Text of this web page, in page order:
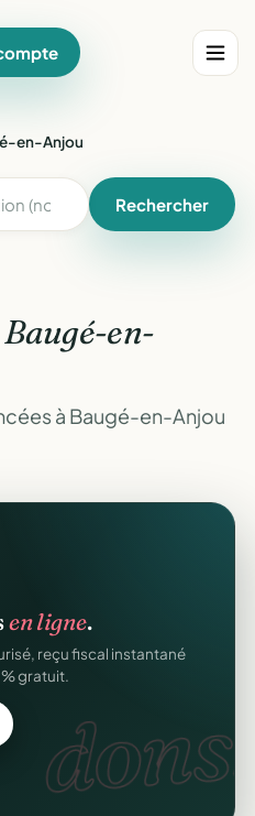
en-Anjou
Rechercher
Baugé-en-
à Baugé-en-Anjou
dons.
en ligne.
reçu fiscal instantané
gratuit.